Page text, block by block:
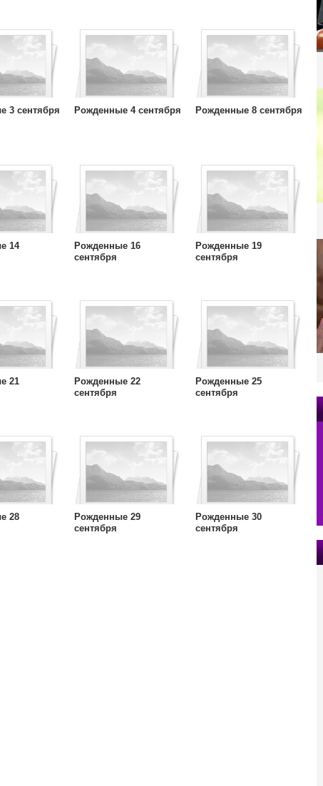
3 сентября Рожденные 4 сентября Рожденные 8 сентября
14
Рожденные 16
сентября
Рожденные 19
сентября
21
Рожденные 22
сентября
Рожденные 25
сентября
28
Рожденные 29
сентября
Рожденные 30
сентября